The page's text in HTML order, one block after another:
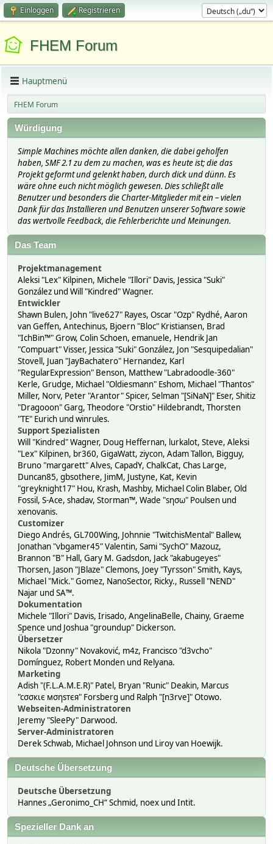
Einloggen Registrieren
FHEM Forum
Hauptmenü
FHEM Forum
Würdigung
Simple Machines möchte allen danken, die dabei geholfen
haben, SMF 2.1 zu dem zu machen, was es heute ist; die das
Projekt geformt und gelenkt haben, durch dick und dünn. Es
wäre ohne euch nicht möglich gewesen. Dies schließt alle
Benutzer und besonders die Charter-Mitglieder mit ein – vielen
Dank für das Installieren und Benutzen unserer Software sowie
das wertvolle Feedback, die Fehlerberichte und Meinungen.
Das Team
Projektmanagement
Aleksi "Lex" Kilpinen, Michele "Illori" Davis, Jessica "Suki"
González und Will "Kindred" Wagner.
Entwickler
Shawn Bulen, John "live627" Rayes, Oscar "Ozp" Rydhé, Aaron
van Geffen, Antechinus, Bjoern "Bloc" Kristiansen, Brad
"IchBin™" Grow, Colin Schoen, emanuele, Hendrik Jan
"Compuart" Visser, Jessica "Suki" González, Jon "Sesquipedalian"
Stovell, Juan "JayBachatero" Hernandez, Karl
"RegularExpression" Benson, Matthew "Labradoodle-360"
Kerle, Grudge, Michael "Oldiesmann" Eshom, Michael "Thantos"
Miller, Norv, Peter "Arantor" Spicer, Selman "[SiNaN]" Eser, Shitiz
"Dragooon" Garg, Theodore "Orstio" Hildebrandt, Thorsten
"TE" Eurich und winrules.
Support Spezialisten
Will "Kindred" Wagner, Doug Heffernan, lurkalot, Steve, Aleksi
"Lex" Kilpinen, br360, GigaWatt, ziycon, Adam Tallon, Bigguy,
Bruno "margarett" Alves, CapadY, ChalkCat, Chas Large,
Duncan85, gbsothere, JimM, Justyne, Kat, Kevin
"greyknight17" Hou, Krash, Mashby, Michael Colin Blaber, Old
Fossil, S-Ace, shadav, Storman™, Wade "sησω" Poulsen und
xenovanis.
Customizer
Diego Andrés, GL700Wing, Johnnie "TwitchisMental" Ballew,
Jonathan "vbgamer45" Valentin, Sami "SychO" Mazouz,
Brannon "B" Hall, Gary M. Gadsdon, Jack "akabugeyes"
Thorsen, Jason "JBlaze" Clemons, Joey "Tyrsson" Smith, Kays,
Michael "Mick." Gomez, NanoSector, Ricky., Russell "NEND"
Najar und SA™.
Dokumentation
Michele "Illori" Davis, Irisado, AngelinaBelle, Chainy, Graeme
Spence und Joshua "groundup" Dickerson.
Übersetzer
Nikola "Dzonny" Novaković, m4z, Francisco "d3vcho"
Domínguez, Robert Monden und Relyana.
Marketing
Adish "(F.L.A.M.E.R)" Patel, Bryan "Runic" Deakin, Marcus
"cσσкιє мσηѕтєя" Forsberg und Ralph "[n3rve]" Otowo.
Webseiten-Administratoren
Jeremy "SleePy" Darwood.
Server-Administratoren
Derek Schwab, Michael Johnson und Liroy van Hoewijk.
Deutsche Übersetzung
Deutsche Übersetzung
Hannes „Geronimo_CH“ Schmid, noex und Intit.
Spezieller Dank an